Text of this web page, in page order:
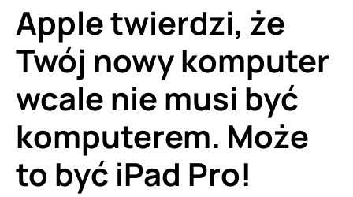
Apple twierdzi, że
Twój nowy komputer
wcale nie musi być
komputerem. Może
to być iPad Pro!